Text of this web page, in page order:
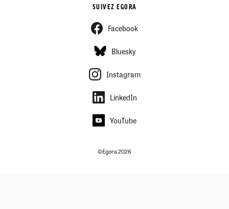
SUIVEZ EGORA
Facebook
Bluesky
Instagram
LinkedIn
YouTube
©Egora 2026